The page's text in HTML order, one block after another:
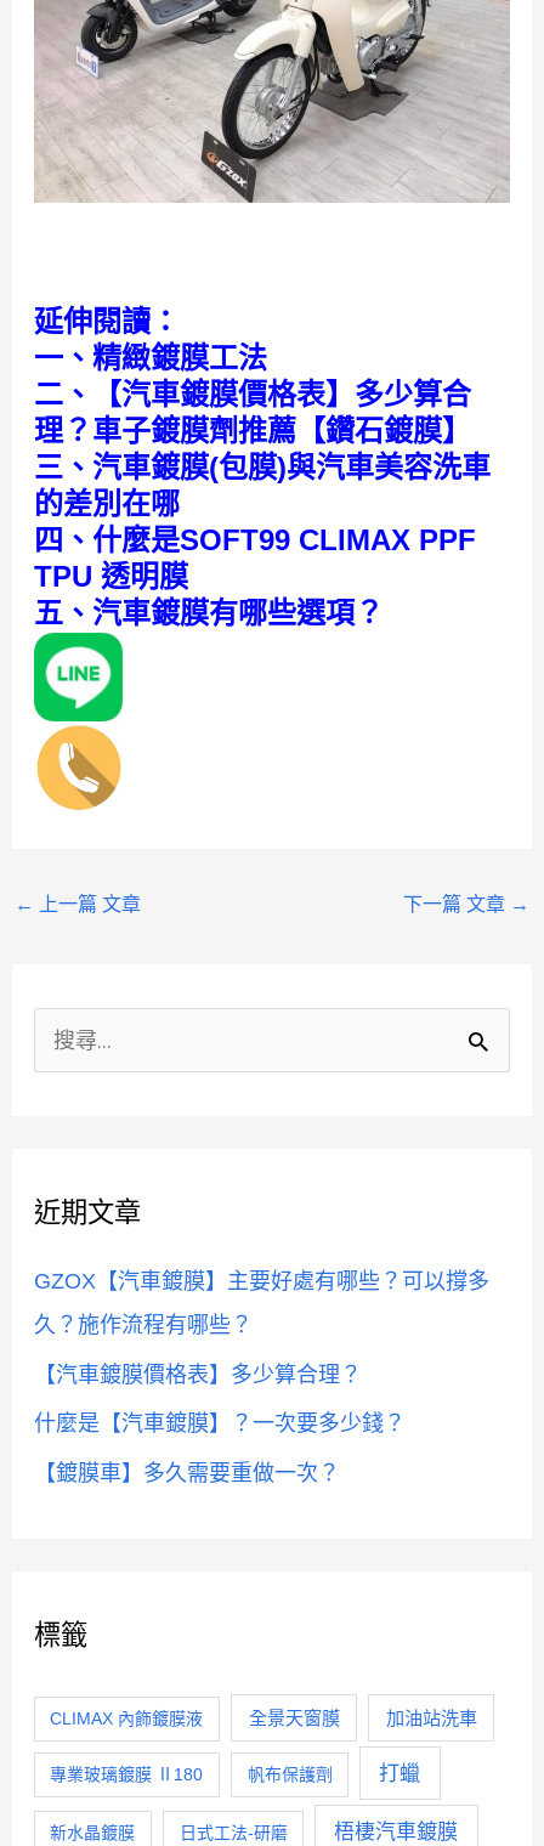
延伸閱讀：
一、精緻鍍膜工法
二、
【汽車鍍膜價格表】多少算合
理？車子鍍膜劑推薦【鑽石鍍膜】
三、 汽車鍍膜(包膜)與汽車美容洗車
的差別在哪
四、什麼是SOFT99 CLIMAX PPF
TPU 透明膜
五、汽車鍍膜有哪些選項？
← 上一篇 文章 下一篇 文章 →
字
:
近期文章
GZOX【汽車鍍膜】主要好處有哪些？可以撐多
久？施作流程有哪些？
【汽車鍍膜價格表】多少算合理？
什麼是【汽車鍍膜】？一次要多少錢？
【鍍膜車】多久需要重做一次？
標籤
CLIMAX 內飾鍍膜液 全景天窗膜 加油站洗車
專業玻璃鍍膜 Ⅱ180 帆布保護劑 打蠟
新水晶鍍膜 日式工法-研磨 梧棲汽車鍍膜